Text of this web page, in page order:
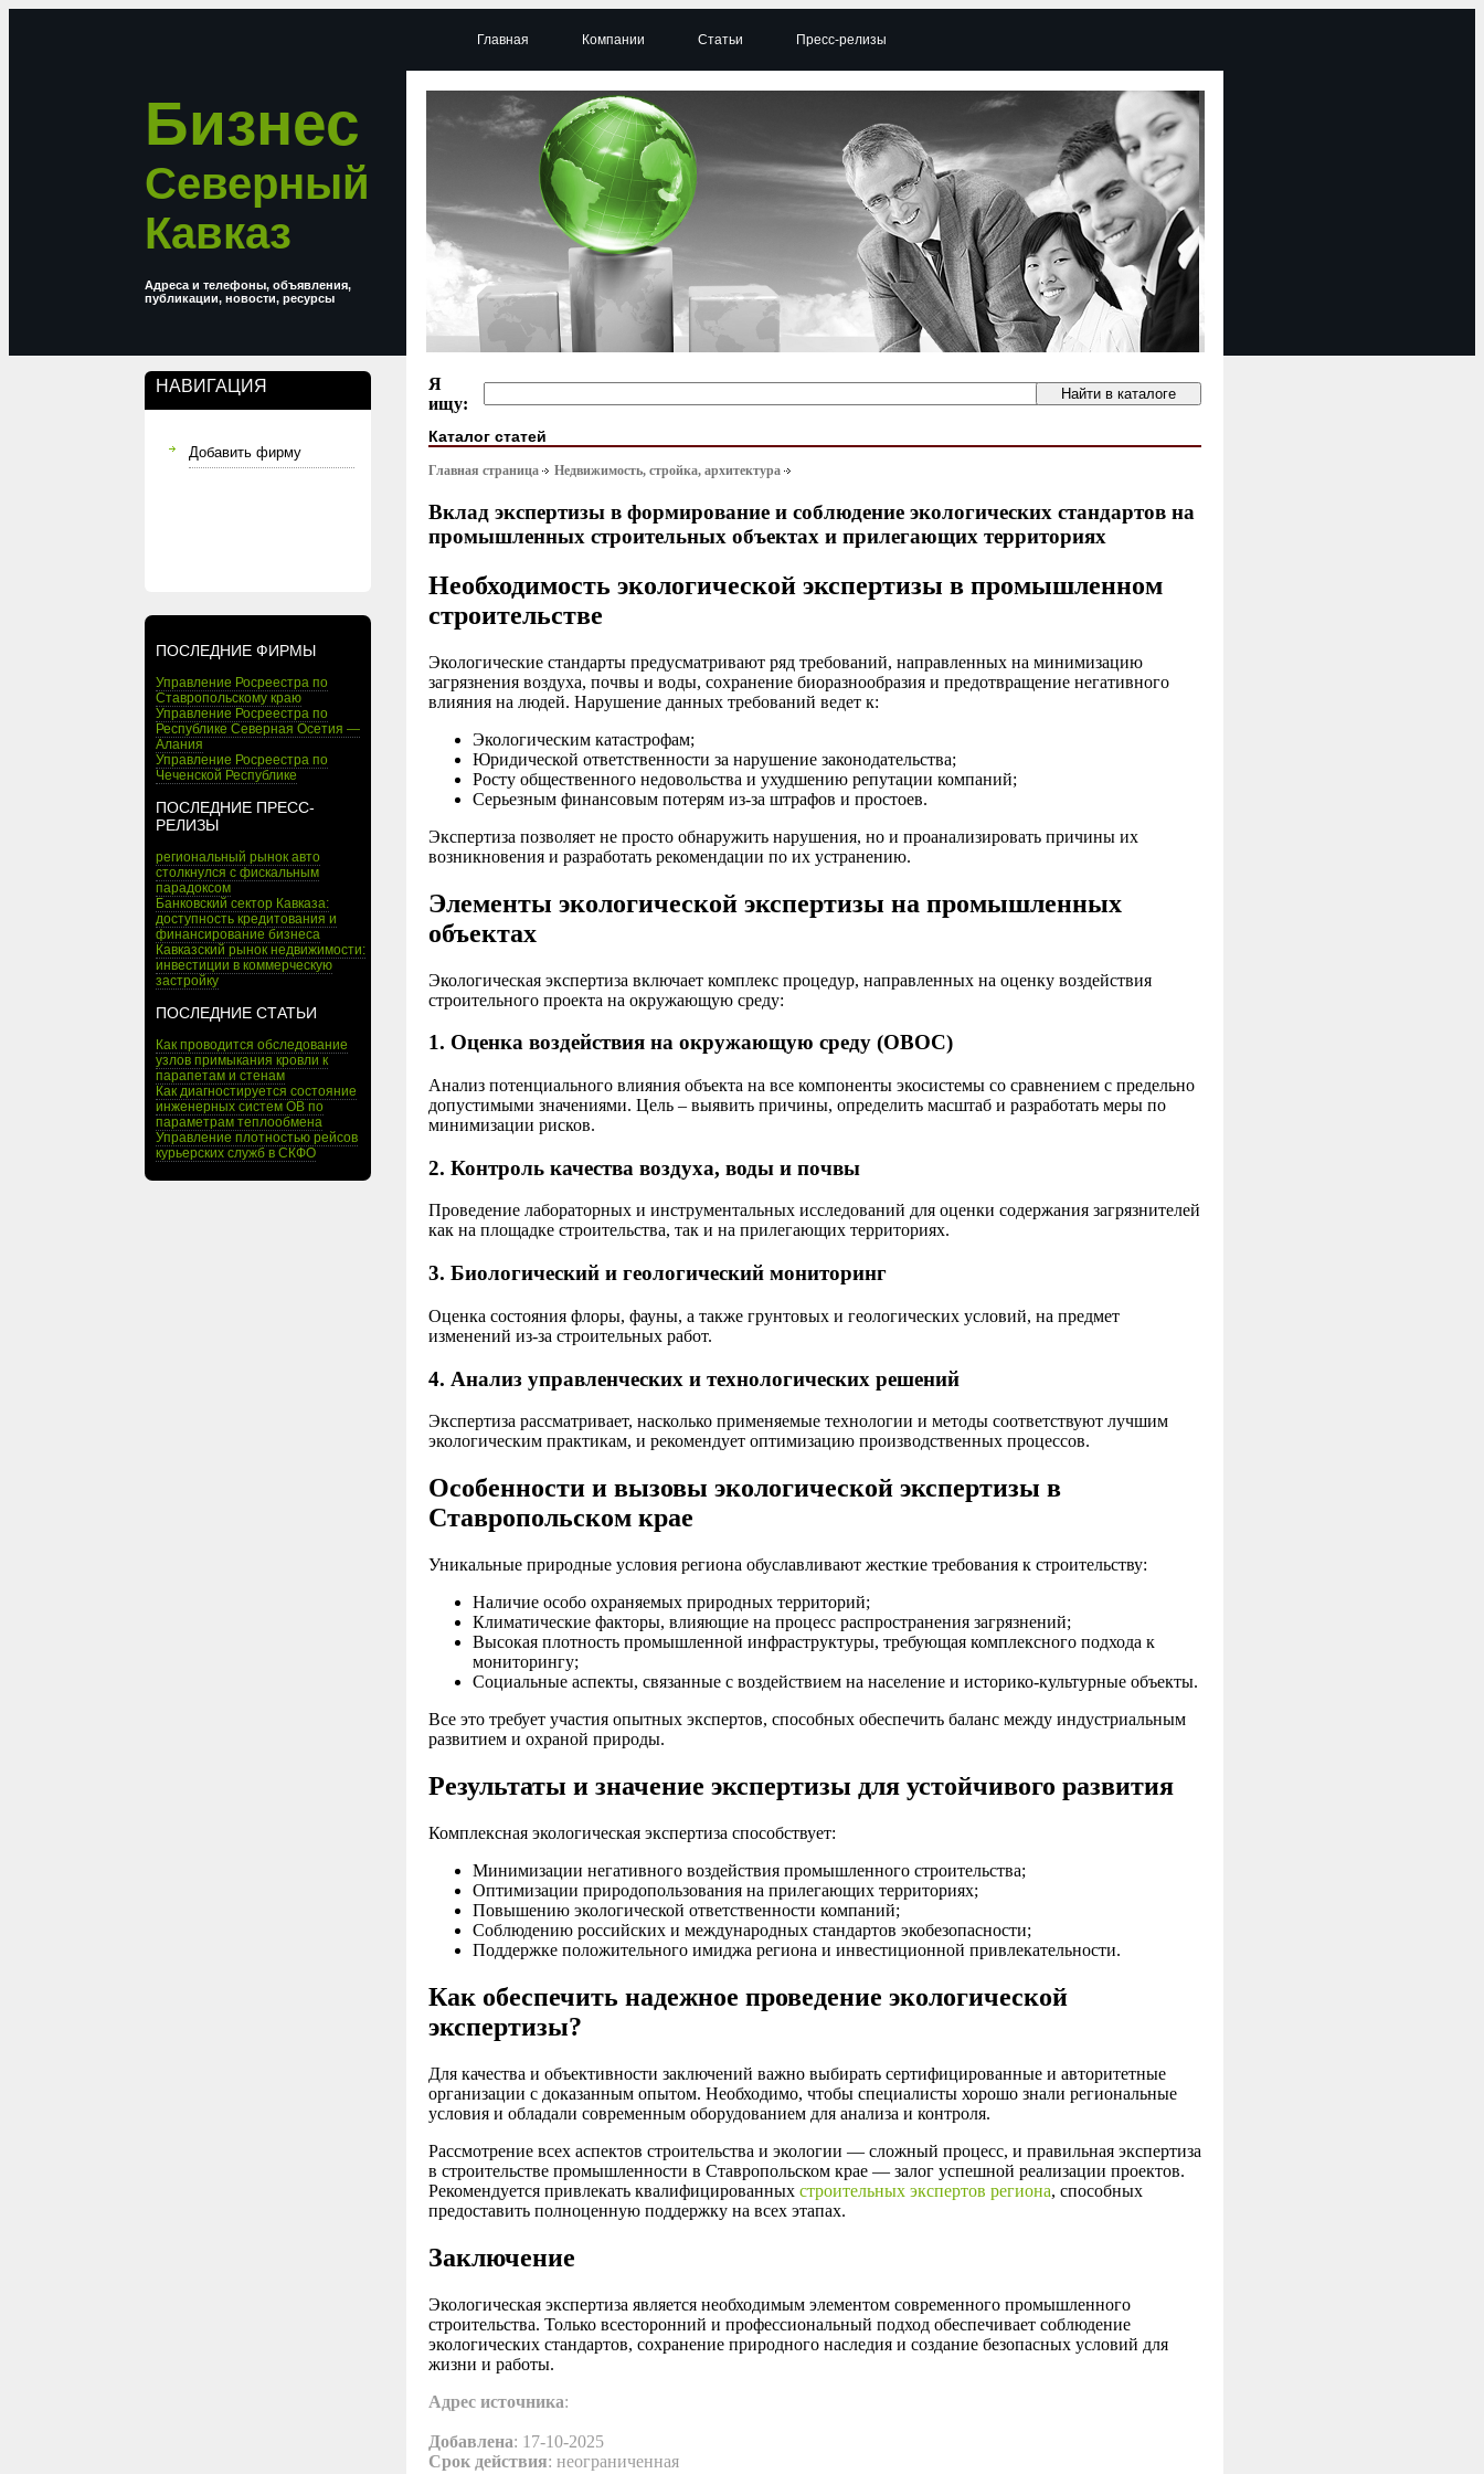
Бизнес
Северный
Кавказ
Адреса и телефоны, объявления,
публикации, новости, ресурсы
НАВИГАЦИЯ
Добавить фирму
ПОСЛЕДНИЕ ФИРМЫ
Управление Росреестра по
Ставропольскому краю
Управление Росреестра по
Республике Северная Осетия —
Алания
Управление Росреестра по
Чеченской Республике
ПОСЛЕДНИЕ ПРЕСС-
РЕЛИЗЫ
региональный рынок авто
столкнулся с фискальным
парадоксом
Банковский сектор Кавказа:
доступность кредитования и
финансирование бизнеса
Кавказский рынок недвижимости:
инвестиции в коммерческую
застройку
ПОСЛЕДНИЕ СТАТЬИ
Как проводится обследование
узлов примыкания кровли к
парапетам и стенам
Как диагностируется состояние
инженерных систем ОВ по
параметрам теплообмена
Управление плотностью рейсов
курьерских служб в СКФО
Главная Компании Статьи Пресс-релизы
Я
ищу:
Каталог статей
Главная страница Недвижимость, стройка, архитектура
Вклад экспертизы в формирование и соблюдение экологических стандартов на
промышленных строительных объектах и прилегающих территориях
Необходимость экологической экспертизы в промышленном
строительстве
Экологические стандарты предусматривают ряд требований, направленных на минимизацию
загрязнения воздуха, почвы и воды, сохранение биоразнообразия и предотвращение негативного
влияния на людей. Нарушение данных требований ведет к:
Экологическим катастрофам;
Юридической ответственности за нарушение законодательства;
Росту общественного недовольства и ухудшению репутации компаний;
Серьезным финансовым потерям из-за штрафов и простоев.
Экспертиза позволяет не просто обнаружить нарушения, но и проанализировать причины их
возникновения и разработать рекомендации по их устранению.
Элементы экологической экспертизы на промышленных
объектах
Экологическая экспертиза включает комплекс процедур, направленных на оценку воздействия
строительного проекта на окружающую среду:
1. Оценка воздействия на окружающую среду (ОВОС)
Анализ потенциального влияния объекта на все компоненты экосистемы со сравнением с предельно
допустимыми значениями. Це­ль – выявить причины, определить масштаб и разработать меры по
минимизации рисков.
2. Контроль качества воздуха, воды и почвы
Проведение лабораторных и инструментальных исследований для оценки содержания загрязнителей
как на площадке строительства, так и на прилегающих территориях.
3. Биологический и геологический мониторинг
Оценка состояния флоры, фауны, а также грунтовых и геологических условий, на предмет
изменений из-за строительных работ.
4. Анализ управленческих и технологических решений
Экспертиза рассматривает, насколько применяемые технологии и методы соответствуют лучшим
экологическим практикам, и рекомендует оптимизацию производственных процессов.
Особенности и вызовы экологической экспертизы в
Ставропольском крае
Уникальные природные условия региона обуславливают жесткие требования к строительству:
Наличие особо охраняемых природных территорий;
Климатические факторы, влияющие на процесс распространения загрязнений;
Высокая плотность промышленной инфраструктуры, требующая комплексного подхода к
мониторингу;
Социальные аспекты, связанные с воздействием на население и историко-культурные объекты.
Все это требует участия опытных экспертов, способных обеспечить баланс между индустриальным
развитием и охраной природы.
Результаты и значение экспертизы для устойчивого развития
Комплексная экологическая экспертиза способствует:
Минимизации негативного воздействия промышленного строительства;
Оптимизации природопользования на прилегающих территориях;
Повышению экологической ответственности компаний;
Соблюдению российских и международных стандартов экобезопасности;
Поддержке положительного имиджа региона и инвестиционной привлекательности.
Как обеспечить надежное проведение экологической
экспертизы?
Для качества и объективности заключений важно выбирать сертифицированные и авторитетные
организации с доказанным опытом. Необходимо, чтобы специалисты хорошо знали региональные
условия и обладали современным оборудованием для анализа и контроля.
Рассмотрение всех аспектов строительства и экологии — сложный процесс, и правильная экспертиза
в строительстве промышленности в Ставропольском крае — залог успешной реализации проектов.
Рекомендуется привлекать квалифицированных строительных экспертов региона, способных
предоставить полноценную поддержку на всех этапах.
Заключение
Экологическая экспертиза является необходимым элементом современного промышленного
строительства. Только всесторонний и профессиональный подход обеспечивает соблюдение
экологических стандартов, сохранение природного наследия и создание безопасных условий для
жизни и работы.
Адрес источника:
Добавлена: 17-10-2025
Срок действия: неограниченная